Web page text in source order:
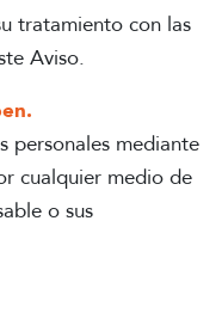
tratamiento con las
Aviso.
personales mediante
cualquier medio de
o sus